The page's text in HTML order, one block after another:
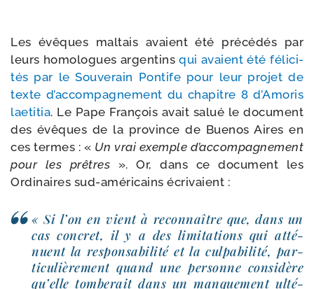
Les évêques mal­tais avaient été pré­cé­dés par
leurs homo­logues argen­tinsqui avaient été féli­ci­
tés par le Souverain Pontife pour leur pro­jet de
texte d’ac­com­pa­gne­ment du cha­pitre 8 d’Amoris
lae­ti­tia. Le Pape François avait salué le docu­ment
des évêques de la pro­vince de Buenos Aires en
ces termes : « Un vrai exemple d’ac­com­pa­gne­ment
pour les prêtres ». Or, dans ce docu­ment les
Ordinaires sud-​américains écrivaient :
« Si l’on en vient à recon­naître que, dans un
cas concret, il y a des limi­ta­tions qui atté­
nuent la res­pon­sa­bi­li­té et la culpa­bi­li­té, par­
ti­cu­liè­re­ment quand une per­sonne consi­dère
qu’elle tom­be­rait dans un man­que­ment ulté­